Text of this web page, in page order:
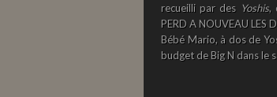
recueilli par des Yoshis,
PERD A NOUVEAU LES
Bébé Mario, à dos de
budget de Big N dans le